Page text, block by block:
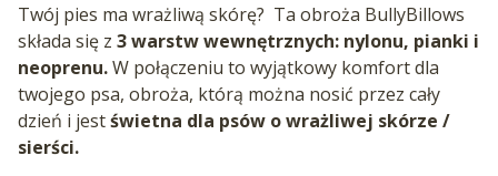
Twój pies ma wrażliwą skórę? Ta obroża BullyBillows
składa się z 3 warstw wewnętrznych: nylonu, pianki i
neoprenu.W połączeniu to wyjątkowy komfort dla
twojego psa, obroża, którą można nosić przez cały
dzień i jestświetna dla psów o wrażliwej skórze /
sierści.